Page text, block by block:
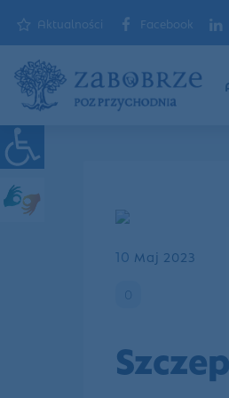
Aktualności Facebook
10 Maj 2023
0